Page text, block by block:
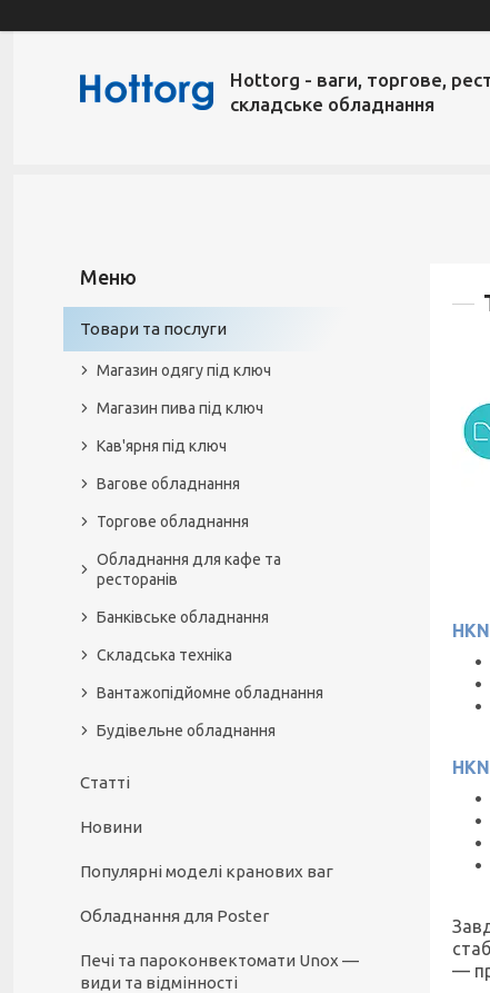
Hottorg - ваги, торгове,
складське обладнання
—
Товари та послуги
Магазин одягу під ключ
Магазин пива під ключ
Кав'ярня під ключ
Вагове обладнання
Торгове обладнання
Обладнання для кафе та
ресторанів
Банківське обладнання
Складська техніка
Вантажопідйомне обладнання
Будівельне обладнання
Статті
Новини
Популярні моделі кранових ваг
Обладнання для Poster
Печі та пароконвектомати Unox —
види та відмінності